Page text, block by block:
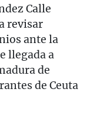
Calle
revisar
ante la
llegada a
de
de Ceuta